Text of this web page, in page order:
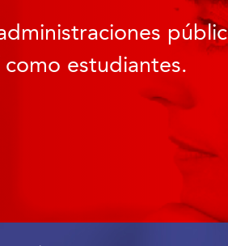
estudiantes.